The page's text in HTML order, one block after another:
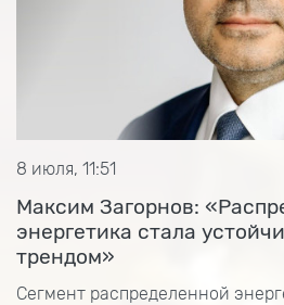
8 июля, 11:51
Максим Загорнов:
энергетика стала
трендом»
Сегмент распределенной